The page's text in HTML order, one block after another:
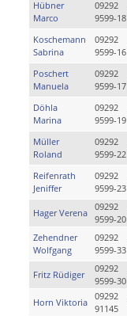
Hübner
Marco
09292
9599-18
Koschemann
Sabrina
09292
9599-16
Poschert
Manuela
09292
9599-17
Döhla
Marina
09292
9599-19
Müller
Roland
09292
9599-22
Reifenrath
Jeniffer
09292
9599-23
Hager Verena
09292
9599-20
Zehendner
Wolfgang
09292
9599-33
Fritz Rüdiger
09292
9599-30
Horn Viktoria
09292
91145